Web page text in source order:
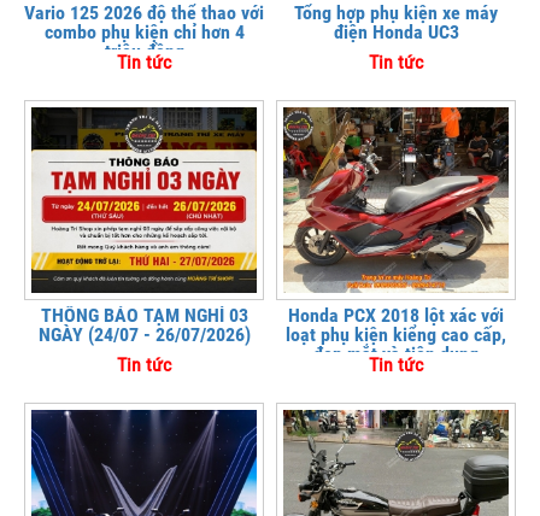
Vario 125 2026 độ thể thao với
combo phụ kiện chỉ hơn 4
triệu đồng
Tin tức
Tổng hợp phụ kiện xe máy
điện Honda UC3
Tin tức
THÔNG BÁO TẠM NGHỈ 03
NGÀY (24/07 - 26/07/2026)
Tin tức
Honda PCX 2018 lột xác với
loạt phụ kiện kiểng cao cấp,
đẹp mắt và tiện dụng
Tin tức